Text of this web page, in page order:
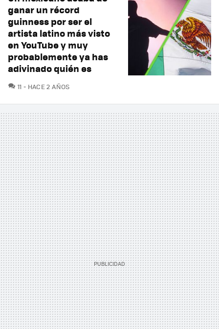
ganar un récord
guinness por ser el
artista latino más visto
en YouTube y muy
probablemente ya has
adivinado quién es
11 COMENTARIOS
HACE 2 AÑOS